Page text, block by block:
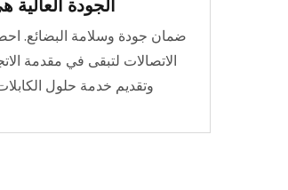
الوظائف LGX
خيارات مرنة لنظام كابلات الألياف.
اقرأ أكثر
ضمان جودة وسلامة البضائع.
الاتصالات لتبقى في مقدمة
وتقديم خدمة حلول